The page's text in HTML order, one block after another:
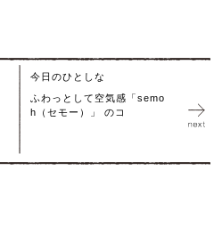
今日のひとしな
ふわっとして空気感「semo
h（セモー）」 のコ